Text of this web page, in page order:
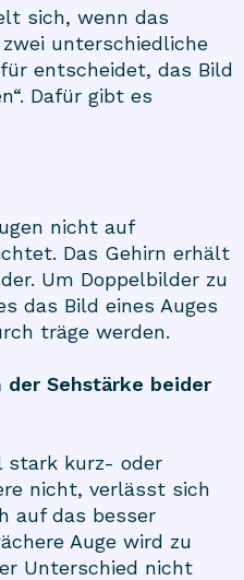
sich, wenn das
unterschiedliche
entscheidet, das Bild
Dafür gibt es
nicht auf
Das Gehirn erhält
Um Doppelbilder zu
das Bild eines Auges
träge werden.
der Sehstärke beider
stark kurz- oder
nicht, verlässt sich
auf das besser
Auge wird zu
Unterschied nicht